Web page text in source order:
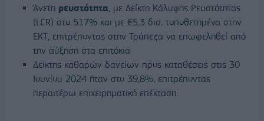
Άνετη ρευστότητα, με Δείκτη Κάλυψης Ρευστότητας
(LCR) στο 517% και με €5,3 δισ. τοποθετημένα στην
ΕΚΤ, επιτρέποντας στην Τράπεζα να επωφεληθεί από
την αύξηση στα επιτόκια
Δείκτης καθαρών δανείων προς καταθέσεις στις 30
Ιουνίου 2024 ήταν στο 39,8%, επιτρέποντας
περαιτέρω επιχειρηματική επέκταση.